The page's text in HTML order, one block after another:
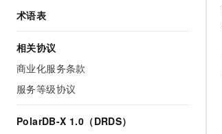
术语表
相关协议
商业化服务条款
服务等级协议
PolarDB-X 1.0（DRDS）